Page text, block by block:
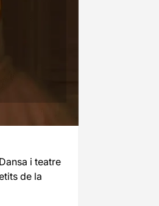
i teatre
de la